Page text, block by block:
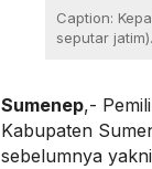
Caption:
seputar jatim).
Sumenep,-
Kabupaten
sebelumnya